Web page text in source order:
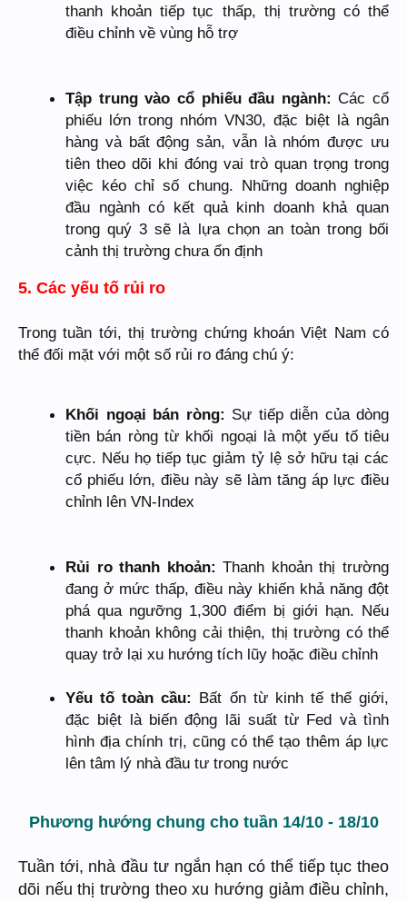
thanh khoản tiếp tục thấp, thị trường có thể
điều chỉnh về vùng hỗ trợ
Tập trung vào cổ phiếu đầu ngành: Các cổ
phiếu lớn trong nhóm VN30, đặc biệt là ngân
hàng và bất động sản, vẫn là nhóm được ưu
tiên theo dõi khi đóng vai trò quan trọng trong
việc kéo chỉ số chung. Những doanh nghiệp
đầu ngành có kết quả kinh doanh khả quan
trong quý 3 sẽ là lựa chọn an toàn trong bối
cảnh thị trường chưa ổn định
5. Các yếu tố rủi ro
Trong tuần tới, thị trường chứng khoán Việt Nam có
thể đối mặt với một số rủi ro đáng chú ý:
Khối ngoại bán ròng: Sự tiếp diễn của dòng
tiền bán ròng từ khối ngoại là một yếu tố tiêu
cực. Nếu họ tiếp tục giảm tỷ lệ sở hữu tại các
cổ phiếu lớn, điều này sẽ làm tăng áp lực điều
chỉnh lên VN-Index
Rủi ro thanh khoản: Thanh khoản thị trường
đang ở mức thấp, điều này khiến khả năng đột
phá qua ngưỡng 1,300 điểm bị giới hạn. Nếu
thanh khoản không cải thiện, thị trường có thể
quay trở lại xu hướng tích lũy hoặc điều chỉnh
Yếu tố toàn cầu: Bất ổn từ kinh tế thế giới,
đặc biệt là biến động lãi suất từ Fed và tình
hình địa chính trị, cũng có thể tạo thêm áp lực
lên tâm lý nhà đầu tư trong nước
Phương hướng chung cho tuần 14/10 - 18/10
Tuần tới, nhà đầu tư ngắn hạn có thể tiếp tục theo
dõi nếu thị trường theo xu hướng giảm điều chỉnh,